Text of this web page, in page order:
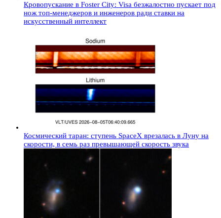
Кровопускание в Foster City: Visa безжалостно пускает под
нож топ-менеджеров и инженеров ради ставки на
искусственный интеллект
Космический таран: ступень SpaceX врезалась в Луну на
скорости, в семь раз превышающей скорость звука